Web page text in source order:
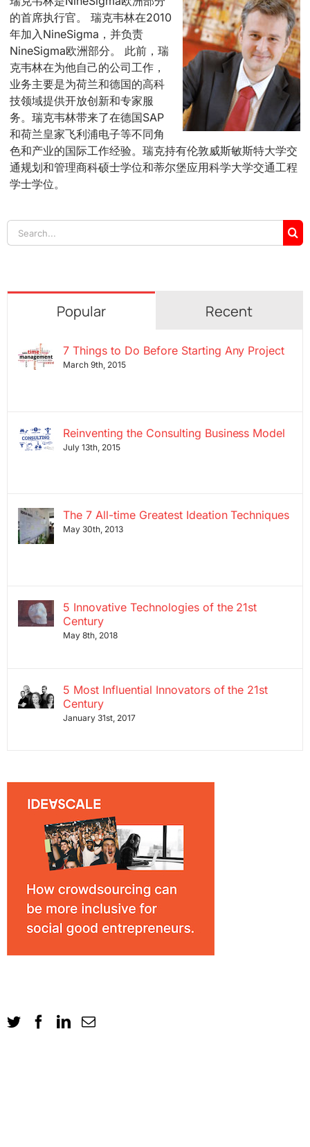
的首席执行官。 瑞克韦林在2010
年加入NineSigma，并负责
NineSigma欧洲部分。 此前，瑞
克韦林在为他自己的公司工作，
业务主要是为荷兰和德国的高科
技领域提供开放创新和专家服
务。瑞克韦林带来了在德国SAP
和荷兰皇家飞利浦电子等不同角
色和产业的国际工作经验。瑞克持有伦敦威斯敏斯特大学交
通规划和管理商科硕士学位和蒂尔堡应用科学大学交通工程
学士学位。
Search
for:
Popular Recent
7 Things to Do Before Starting Any Project
March 9th, 2015
Reinventing the Consulting Business Model
July 13th, 2015
The 7 All-time Greatest Ideation Techniques
May 30th, 2013
5 Innovative Technologies of the 21st
Century
May 8th, 2018
5 Most Influential Innovators of the 21st
Century
January 31st, 2017